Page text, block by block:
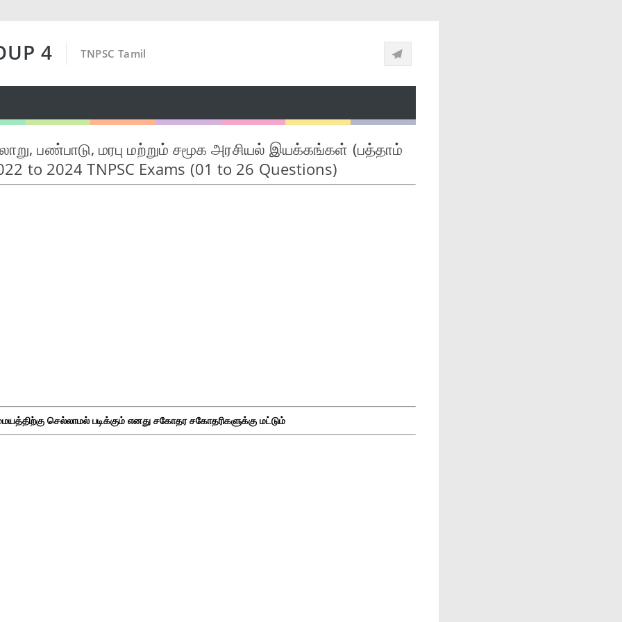
4 TNPSC Tamil
பண்பாடு, மரபு மற்றும் சமூக அரசியல் இயக்கங்கள் (பத்தாம்
to 2024 TNPSC Exams (01 to 26 Questions)
செல்லாமல் படிக்கும் எனது சகோதர சகோதரிகளுக்கு மட்டும்